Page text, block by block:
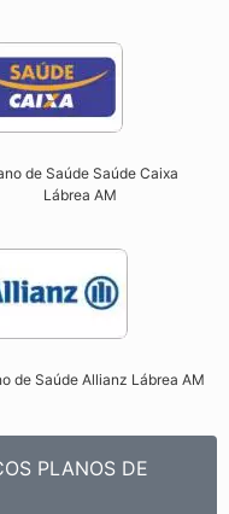
de Saúde Saúde Caixa
Lábrea AM​
de Saúde Allianz Lábrea AM​
PLANOS DE